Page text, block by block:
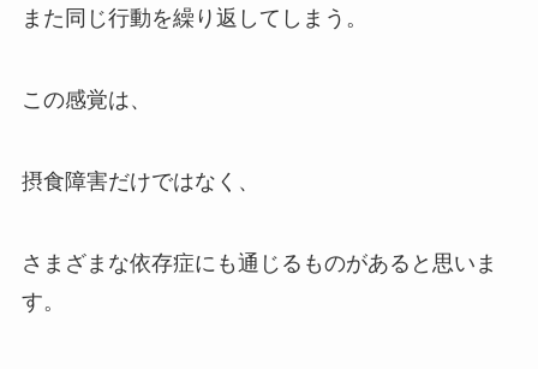
また同じ行動を繰り返してしまう。
この感覚は、
摂食障害だけではなく、
さまざまな依存症にも通じるものがあると思いま
す。